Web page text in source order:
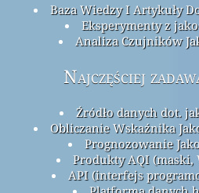
Baza Wiedzy I Artykuły
Eksperymenty z
Analiza Czujników
Najczęściej
Źródło danych dot.
Obliczanie Wskaźnika
Prognozowanie
Produkty AQI (maski,
API (interfejs